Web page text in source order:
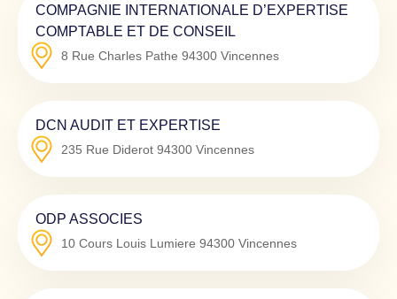
COMPAGNIE INTERNATIONALE D’EXPERTISE
COMPTABLE ET DE CONSEIL
8 Rue Charles Pathe 94300 Vincennes
DCN AUDIT ET EXPERTISE
235 Rue Diderot 94300 Vincennes
ODP ASSOCIES
10 Cours Louis Lumiere 94300 Vincennes